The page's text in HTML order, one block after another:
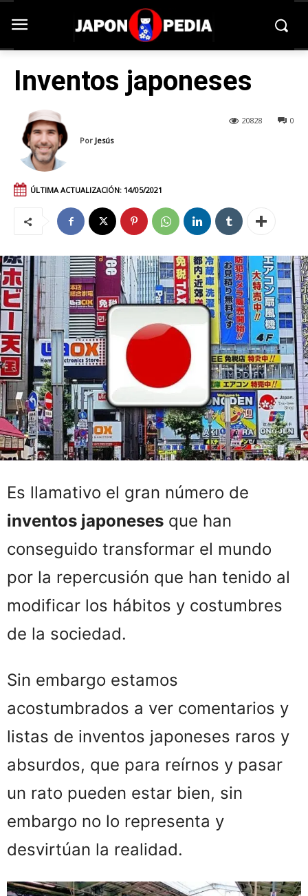
Inventos japoneses
0
20828
Por Jesús
ÚLTIMA ACTUALIZACIÓN: 14/05/2021
Es llamativo el gran número de
inventos japoneses que han
conseguido transformar el mundo
por la repercusión que han tenido al
modificar los hábitos y costumbres
de la sociedad.
Sin embargo estamos
acostumbrados a ver comentarios y
listas de inventos japoneses raros y
absurdos, que para reírnos y pasar
un rato pueden estar bien, sin
embargo no lo representa y
desvirtúan la realidad.